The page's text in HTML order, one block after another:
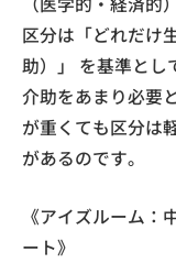
区分は「どれだけ
助）」 を基準とし
介助をあまり必要
が重くても区分は
があるのです。
《アイズルーム：
ート》